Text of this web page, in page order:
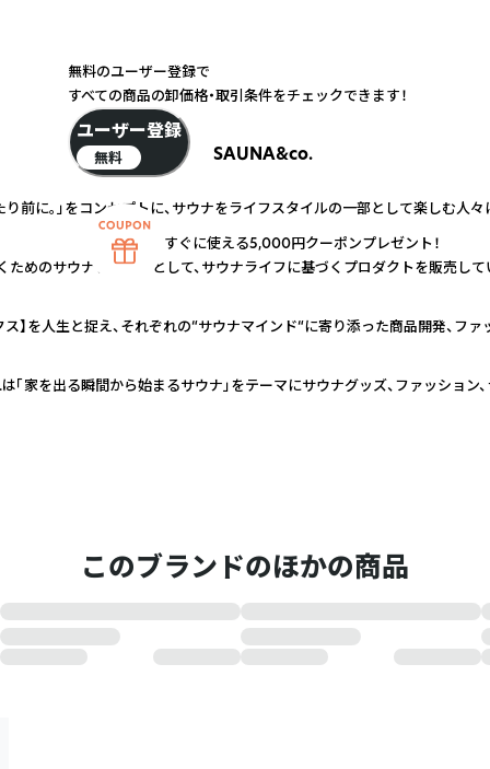
SAUNA&co.
前に。」をコンセプトに、サウナをライフスタイルの一部として楽しむ人
めのサウナブランドとして、サウナライフに基づくプロダクトを販売して
ス】を人生と捉え、それぞれの“サウナマインド“に寄り添った商品開発、フ
家を出る瞬間から始まるサウナ」をテーマにサウナグッズ、ファッション
このブランドのほかの商品
無料のユーザー登録で
すべての商品の卸価格・取引条件をチェックできます！
ユーザー登録
無料
すぐに使える5,000円クーポンプレゼント！